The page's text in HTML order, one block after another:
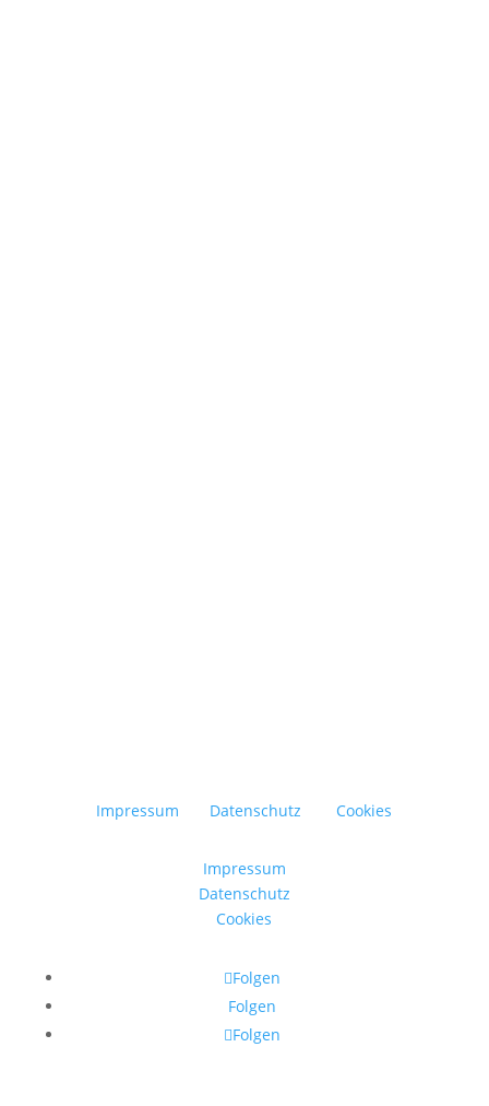
Impressum Datenschutz Cookies
Impressum
Datenschutz
Cookies
Folgen
Folgen
Folgen